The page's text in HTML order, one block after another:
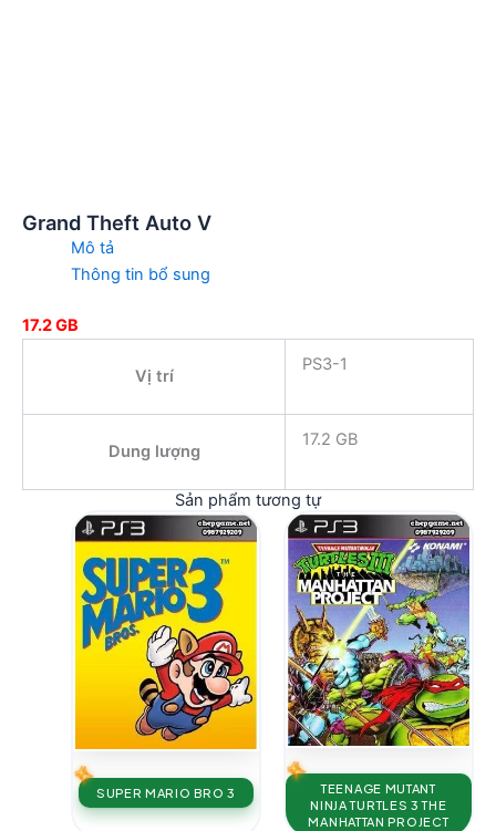
Grand Theft Auto V
Mô tả
Thông tin bổ sung
17.2 GB
Vị trí
PS3-1
Dung lượng
17.2 GB
Sản phẩm tương tự
SUPER MARIO BRO 3
TEENAGE MUTANT
NINJA TURTLES 3 THE
MANHATTAN PROJECT